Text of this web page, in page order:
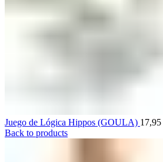
Juego de Lógica Hippos (GOULA) 17,95
Back to products